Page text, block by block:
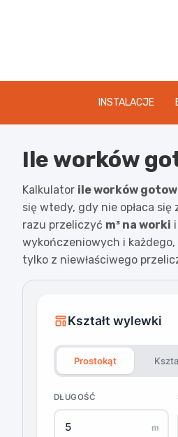
INSTALACJE
Ile worków
Kalkulator ile worków
się wtedy, gdy nie opłaca
razu przeliczyć m³ na worki
wykończeniowych i
tylko z niewłaściwego
Kształt wylewki
Prostokąt
DŁUGOŚĆ
m